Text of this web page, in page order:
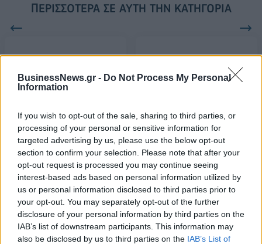
BusinessNews.gr - Do Not Process My Personal
Information
If you wish to opt-out of the sale, sharing to third parties, or
processing of your personal or sensitive information for
targeted advertising by us, please use the below opt-out
section to confirm your selection. Please note that after your
opt-out request is processed you may continue seeing
interest-based ads based on personal information utilized by
us or personal information disclosed to third parties prior to
your opt-out. You may separately opt-out of the further
disclosure of your personal information by third parties on the
IAB’s list of downstream participants. This information may
also be disclosed by us to third parties on the IAB’s List of
ΠΕΡΙΣΣΌΤΕΡΑ ΣΕ ΑΥΤΉ ΤΗΝ ΚΑΤΗΓΟΡΊΑ
Εθνική Τράπεζα: Από
προσφορά στην Ελλάδα
26/11/2015 - 02:00
Δημοκρατίας